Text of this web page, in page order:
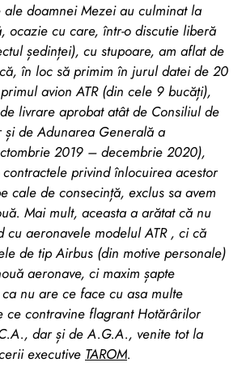
ale doamnei Mezei au culminat la
ocazie cu care, într-o discutie liberă
ședinței), cu stupoare, am aflat de
în loc să primim în jurul datei de 20
avion ATR (din cele 9 bucăți),
livrare aprobat atât de Consiliul de
și de Adunarea Generală a
2019 – decembrie 2020),
privind înlocuirea acestor
cale de consecință, exclus sa avem
Mai mult, aceasta a arătat că nu
cu aeronavele modelul ATR , ci că
de tip Airbus (din motive personale)
aeronave, ci maxim șapte
nu are ce face cu asa multe
ce contravine flagrant Hotărârilor
dar și de A.G.A., venite tot la
executive TAROM.